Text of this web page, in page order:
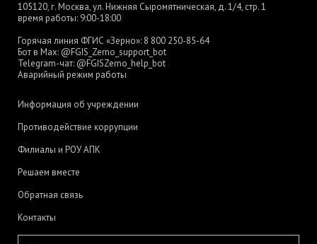
105120, г. Москва, ул. Нижняя Сыромятническая, д. 1/4, стр. 1
время работы: 9:00-18:00
Горячая линия ФГИС «Зерно»: 8 800 250-85-64
Бот в Max: @FGIS_Zerno_support_bot
Telegram-чат: @FGISZerno_help_bot
Аварийный режим работы
Информация об учреждении
Противодействие коррупции
Филиалы и РОУ АПК
Решаем вместе
Обратная связь
Контакты